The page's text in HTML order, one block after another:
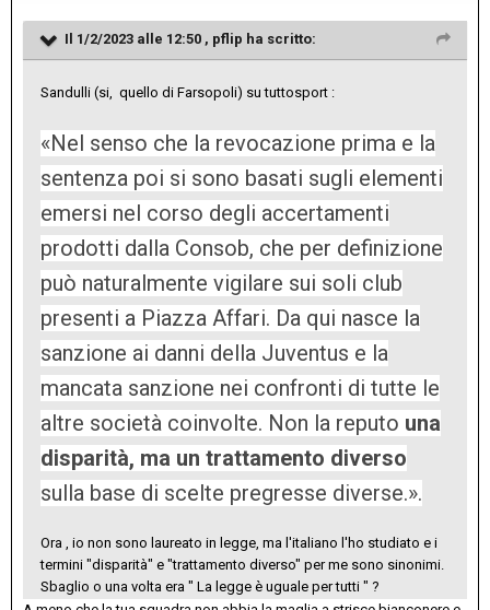
Il 1/2/2023 alle 12:50 , pflip ha scritto:
Sandulli (si, quello di Farsopoli) su tuttosport :
«Nel senso che la revocazione prima e la
sentenza poi si sono basati sugli elementi
emersi nel corso degli accertamenti
prodotti dalla Consob, che per definizione
può naturalmente vigilare sui soli club
presenti a Piazza Affari. Da qui nasce la
sanzione ai danni della Juventus e la
mancata sanzione nei confronti di tutte le
altre società coinvolte. Non la reputo una
disparità, ma un trattamento diverso
sulla base di scelte pregresse diverse.».
Ora , io non sono laureato in legge, ma l'italiano l'ho studiato e i
termini "disparità" e "trattamento diverso" per me sono sinonimi.
Sbaglio o una volta era " La legge è uguale per tutti " ?